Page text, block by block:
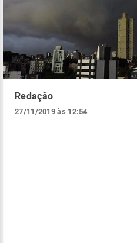
Redação
27/11/2019 às 12:54